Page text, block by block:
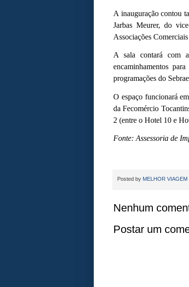
A inauguração contou
Jarbas Meurer, do
Associações
A sala contará com
encaminhamentos
programações do
O espaço funcionará
da Fecomércio
2 (entre o Hotel 10 e
Fonte: Assessoria de
Posted by MELHOR VIAGEM
Nenhum
Postar um